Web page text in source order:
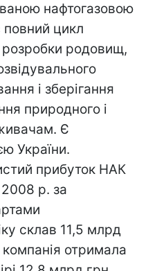
нафтогазовою
повний цикл
розробки родовищ,
і зберігання
природного і
Є
України.
прибуток НАК
р. за
склав 11,5 млрд
отримала